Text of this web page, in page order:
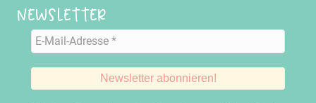
Newsletter